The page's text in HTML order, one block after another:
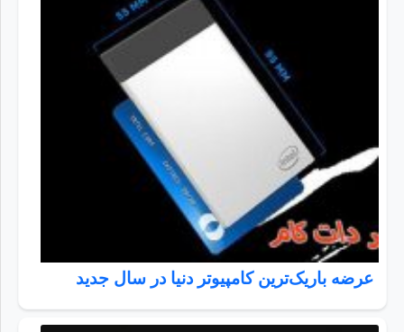
عرضه باریک‌ترین کامپیوتر دنیا در سال جدید